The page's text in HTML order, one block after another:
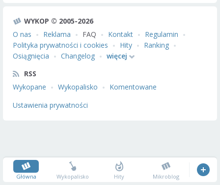
WYKOP © 2005-2026
O nas
Reklama FAQ Kontakt
Regulamin
Polityka prywatności i cookies
Hity
Ranking
Osiągnięcia
Changelog
więcej
RSS
Wykopane
Wykopalisko
Komentowane
Ustawienia prywatności
Główna Wykopalisko Hity Mikroblog